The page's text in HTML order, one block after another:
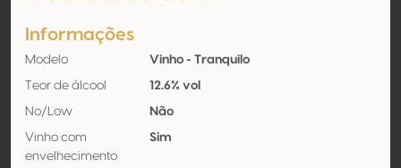
Informações
Modelo Vinho - Tranquilo
Teor de álcool 12.6% vol
No/Low Não
Vinho com
envelhecimento
Sim